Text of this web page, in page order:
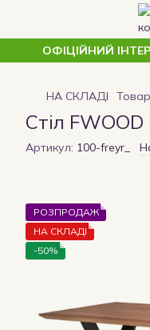
ОФІЦІЙНИЙ
НА СКЛАДІ
Стіл
Артикул: 100-freyr_
РОЗПРОДАЖ
НА СКЛАДІ
-50%